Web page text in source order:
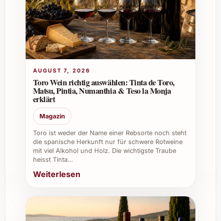
Clochers Extra Brut 2018
Jahrgang:2018
Ausbau:Extra Brut – besonders trocken
und ausgewogen
Rebsorten:Ausgewählte Pinot Noir,
Chardonnay und Pinot Meunier
Farbe:Glänzendes Hellgold mit feiner,
langlebiger Perlage
Aromen:
Pfirsich, leichte Brioche-Noten und
mineralische Nuancen
Alkoholgehalt:Ca. 12%
Verschenken
Leclerc Briant Le Clos des Trois Clochers
Extra Brut 2018 eignet sich ideal für
AUGUST 7, 2026
Toro Wein richtig auswählen: Tinta de Toro,
Matsu, Pintia, Numanthia & Teso la Monja
erklärt
Magazin
Toro ist weder der Name einer Rebsorte noch steht
die spanische Herkunft nur für schwere Rotweine
mit viel Alkohol und Holz. Die wichtigste Traube
heisst Tinta…
Weiterlesen